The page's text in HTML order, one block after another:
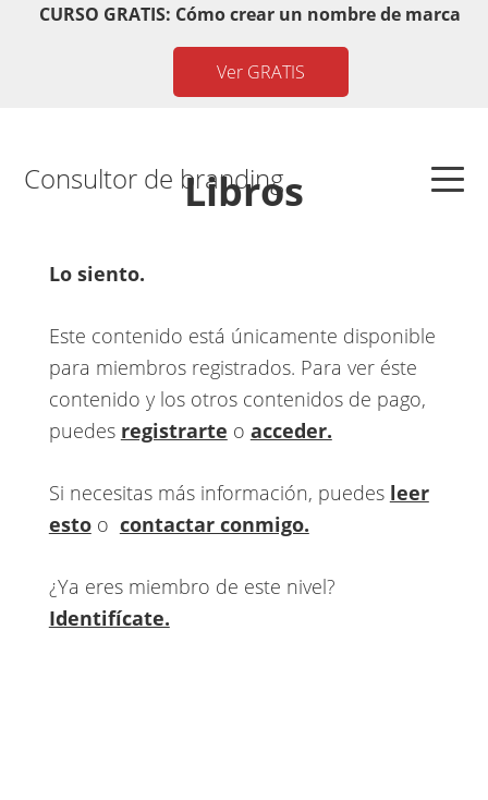
Saltar
Saltar
Saltar
principal
SaltarCURSO GRATIS: Cómo crear un nombre de marca
Ver GRATIS
Consultor de branding
Libros
Lo siento.
Este contenido está únicamente disponible
para miembros registrados. Para ver éste
contenido y los otros contenidos de pago,
puedes registrarte o acceder.
Si necesitas más información, puedes leer
estoo contactar conmigo.
¿Ya eres miembro de este nivel?
Identifícate.